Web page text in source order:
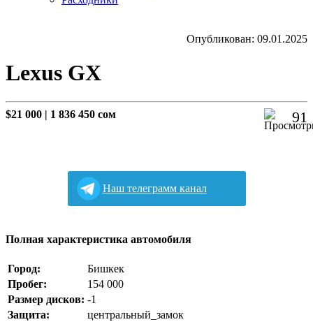
Опубликован: 09.01.2025
Lexus GX
$21 000 | 1 836 450 сом 91
Наш телеграмм канал
Полная характеристика автомобиля
Город:
Бишкек
Пробег:
154 000
Размер дисков: -1
Защита:
центральный_замок